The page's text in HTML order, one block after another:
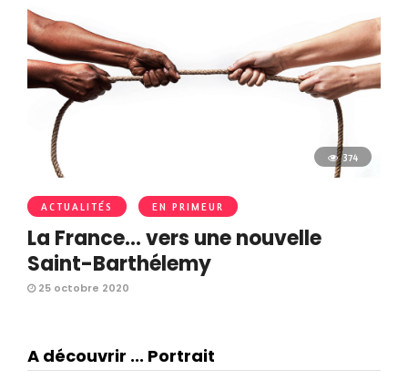
374
ACTUALITÉS EN PRIMEUR
La France… vers une nouvelle
Saint-Barthélemy
25 octobre 2020
A découvrir ... Portrait